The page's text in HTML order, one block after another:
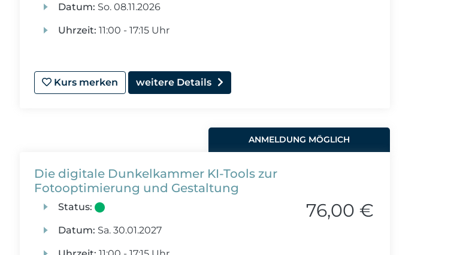
Datum: So.08.11.2026
Uhrzeit: 11:00 - 17:15 Uhr
Kurs merken weitere Details
ANMELDUNG MÖGLICH
Die digitale Dunkelkammer KI-Tools zur
Fotooptimierung und Gestaltung
Status:
Datum: Sa.30.01.2027
76,00 €